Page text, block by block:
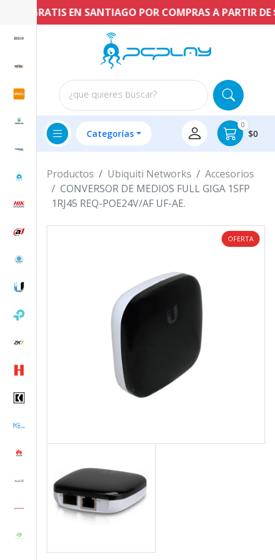
GRATIS EN SANTIAGO POR COMPRAS A PARTIR DE
¿que quieres buscar?
Categorías
0
$0
Productos Ubiquiti Networks
Accesorios
CONVERSOR DE MEDIOS FULL GIGA 1SFP
1RJ45 REQ-POE24V/AF UF-AE.
OFERTA